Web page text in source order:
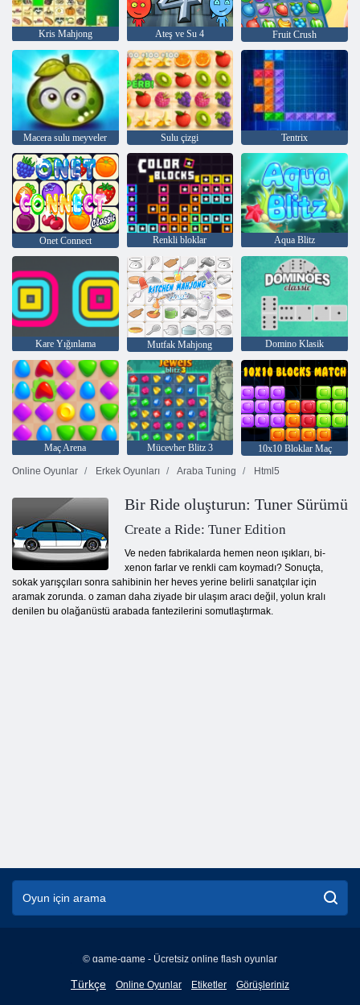
Kris Mahjong Ateş ve Su 4 Fruit Crush
Macera sulu meyveler Sulu çizgi Tentrix
Onet Connect Renkli bloklar Aqua Blitz
Kare Yığınlama Mutfak Mahjong Domino Klasik
Maç Arena Mücevher Blitz 3
10x10 Bloklar Maç
Online Oyunlar
Erkek Oyunları Araba Tuning Html5
Bir Ride oluşturun: Tuner Sürümü
Create a Ride: Tuner Edition
Ve neden fabrikalarda hemen neon ışıkları, bi-
xenon farlar ve renkli cam koymadı? Sonuçta,
sokak yarışçıları sonra sahibinin her heves yerine belirli sanatçılar için
aramak zorunda. o zaman daha ziyade bir ulaşım aracı değil, yolun kralı
denilen bu olağanüstü arabada fantezilerini somutlaştırmak.
© game-game - Ücretsiz online flash oyunlar
Türkçe
English
Online Oyunlar Etiketler Görüşleriniz